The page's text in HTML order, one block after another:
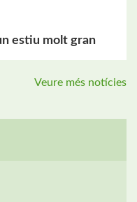
estiu molt gran
Veure més notícies